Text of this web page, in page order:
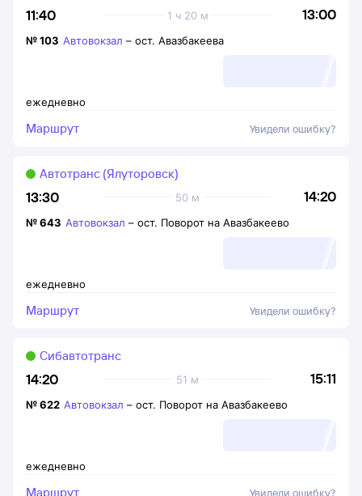
11:40 13:00
1 ч 20 м
ежедневно
№103 Автовокзал – ост. Авазбакеева
Маршрут Увидели ошибку?
13:30 14:20
50 м
Автотранс (Ялуторовск)
ежедневно
№643 Автовокзал – ост. Поворот на Авазбакеево
Маршрут Увидели ошибку?
14:20 15:11
51 м
Сибавтотранс
ежедневно
№622 Автовокзал – ост. Поворот на Авазбакеево
Маршрут Увидели ошибку?